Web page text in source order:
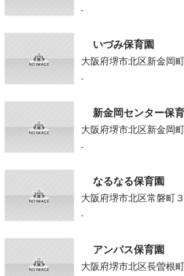
-
いづみ保育園
大阪府堺市北区新金岡
-
新金岡センター保
大阪府堺市北区新金岡
-
なるなる保育園
大阪府堺市北区常磐町
-
アンパス保育園
大阪府堺市北区長曽根町